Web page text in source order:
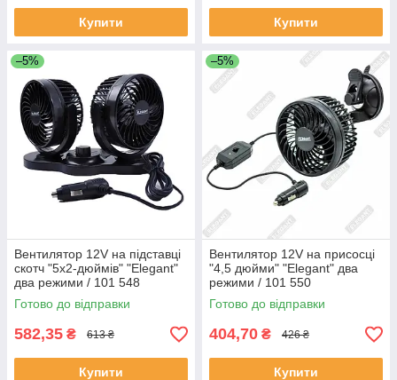
Купити Купити
–5%
Вентилятор 12V на підставці
скотч "5x2-дюймів" "Elegant"
два режими / 101 548
Готово до відправки
582,35 ₴ 613 ₴
Купити
–5%
Вентилятор 12V на присосці
"4,5 дюйми" "Elegant" два
режими / 101 550
Готово до відправки
404,70 ₴ 426 ₴
Купити